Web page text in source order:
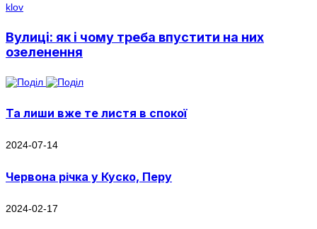
klov
Вулиці: як і чому треба впустити на них
озеленення
Та лиши вже те листя в спокої
2024-07-14
Червона річка у Куско, Перу
2024-02-17